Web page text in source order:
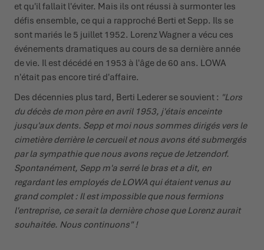
et qu'il fallait l'éviter. Mais ils ont réussi à surmonter les
défis ensemble, ce qui a rapproché Berti et Sepp. Ils se
sont mariés le 5 juillet 1952. Lorenz Wagner a vécu ces
événements dramatiques au cours de sa dernière année
de vie. Il est décédé en 1953 à l'âge de 60 ans. LOWA
n'était pas encore tiré d'affaire.
Des décennies plus tard, Berti Lederer se souvient : "Lors
du décès de mon père en avril 1953, j'étais enceinte
jusqu'aux dents. Sepp et moi nous sommes dirigés vers le
cimetière derrière le cercueil et nous avons été submergés
par la sympathie que nous avons reçue de Jetzendorf.
Spontanément, Sepp m'a serré le bras et a dit, en
regardant les employés de LOWA qui étaient venus au
grand complet : Il est impossible que nous fermions
l'entreprise, ce serait la dernière chose que Lorenz aurait
souhaitée. Nous continuons" !